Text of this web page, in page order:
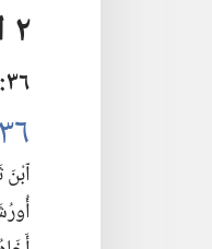
٢ اخبار الايام
٣٦‏:‏١‏-٢٣
٣٦